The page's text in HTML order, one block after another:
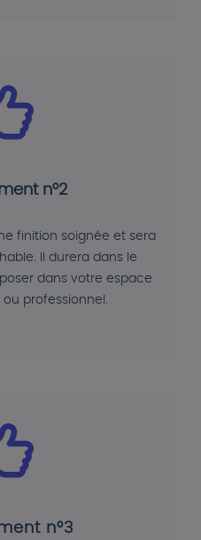
n°2
finition soignée et sera
Il durera dans le
dans votre espace
professionnel.
n°3